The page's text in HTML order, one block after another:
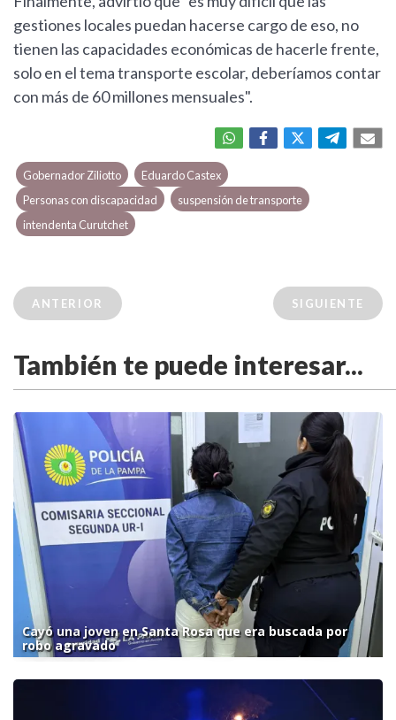
gestiones locales puedan hacerse cargo de eso, no
tienen las capacidades económicas de hacerle frente,
solo en el tema transporte escolar, deberíamos contar
con más de 60 millones mensuales".
Gobernador Ziliotto
Eduardo Castex
Personas con discapacidad
suspensión de transporte
intendenta Curutchet
ANTERIOR SIGUIENTE
También te puede interesar...
Cayó una joven en Santa Rosa que era buscada por
robo agravado